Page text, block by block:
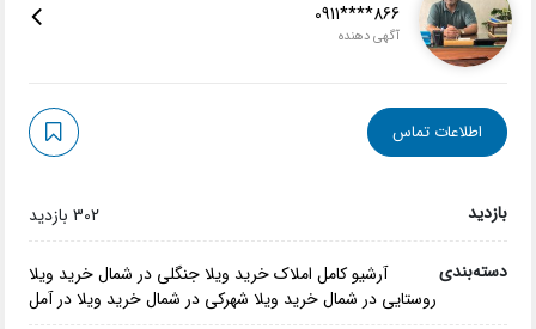
0911****866
آگهی دهنده
اطلاعات تماس
بازدید 302 بازدید
دسته‌بندی آرشیو کامل املاک خرید ویلا جنگلی در شمال خرید ویلا
روستایی در شمال خرید ویلا شهرکی در شمال خرید ویلا در آمل